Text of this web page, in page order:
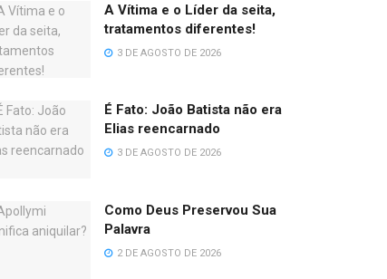
A Vítima e o Líder da seita,
tratamentos diferentes!
3 DE AGOSTO DE 2026
É Fato: João Batista não era
Elias reencarnado
3 DE AGOSTO DE 2026
Como Deus Preservou Sua
Palavra
2 DE AGOSTO DE 2026